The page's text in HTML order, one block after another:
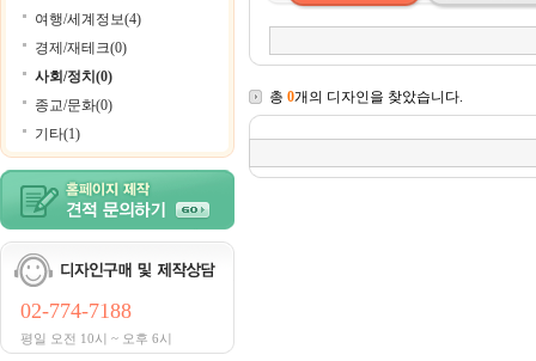
여행/세계정보(4)
경제/재테크(0)
사회/정치(0)
종교/문화(0)
기타(1)
02-774-7188
평일 오전 10시 ~ 오후 6시
총 0개의 디자인을 찾았습니다.